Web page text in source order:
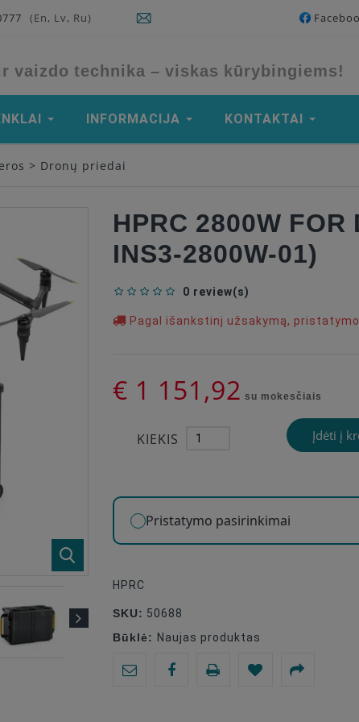
(En, Lv, Ru)
vaizdo technika – viskas kūrybingiems!
INFORMACIJA KONTAKTAI
> Dronų priedai
HPRC 2800W
INS3-2800W-01)
0 review(s)
Pagal išankstinį užsakymą,
€ 1 151,92 su mokesčiais
KIEKIS Įdėti į
Pristatymo pasirinkimai
HPRC
SKU: 50688
Būklė: Naujas produktas